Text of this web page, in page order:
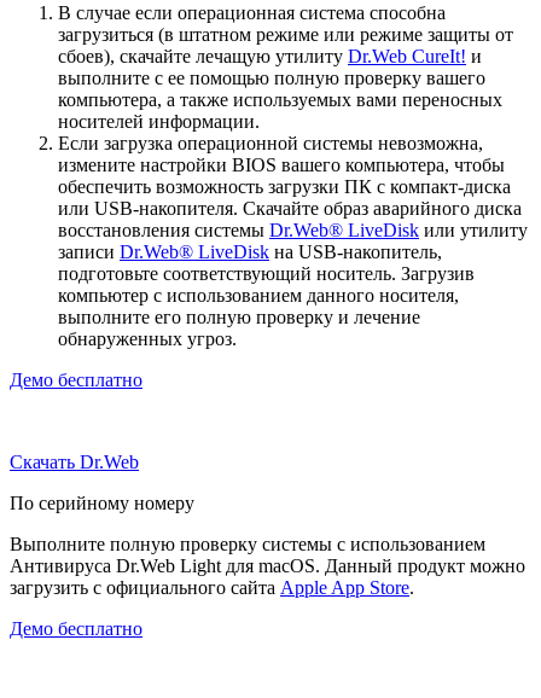
В случае если операционная система способна
загрузиться (в штатном режиме или режиме защиты от
сбоев), скачайте лечащую утилиту Dr.Web CureIt! и
выполните с ее помощью полную проверку вашего
компьютера, а также используемых вами переносных
носителей информации.
Если загрузка операционной системы невозможна,
измените настройки BIOS вашего компьютера, чтобы
обеспечить возможность загрузки ПК с компакт-диска
или USB-накопителя. Скачайте образ аварийного диска
восстановления системы Dr.Web® LiveDisk или утилиту
записи Dr.Web® LiveDisk на USB-накопитель,
подготовьте соответствующий носитель. Загрузив
компьютер с использованием данного носителя,
выполните его полную проверку и лечение
обнаруженных угроз.
Демо бесплатно
Скачать Dr.Web
По серийному номеру
Выполните полную проверку системы с использованием
Антивируса Dr.Web Light для macOS. Данный продукт можно
загрузить с официального сайта Apple App Store.
Демо бесплатно